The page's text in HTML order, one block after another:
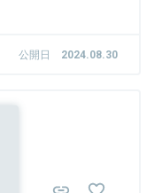
公開日 2024.08.30